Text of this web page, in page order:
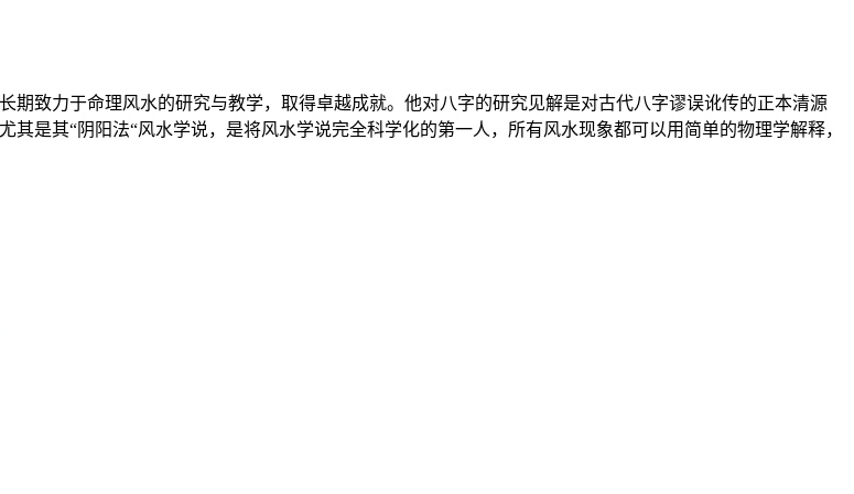
致力于命理风水的研究与教学，取得卓越成就。他对八字的研究见解是对古代八字谬误讹传的正本清源
是其“阴阳法“风水学说，是将风水学说完全科学化的第一人，所有风水现象都可以用简单的物理学解释，